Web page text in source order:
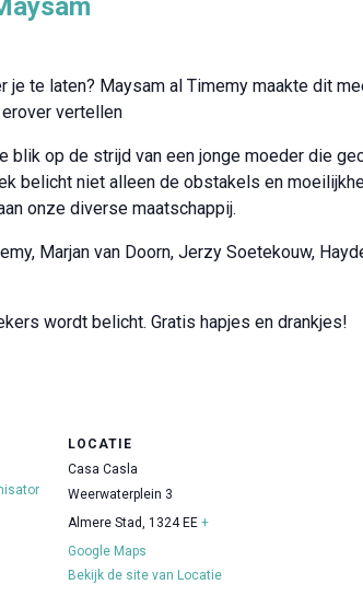
te laten? Maysam al Timemy maakte dit
vertellen
blik op de strijd van een jonge moeder die
belicht niet alleen de obstakels en
onze diverse maatschappij.
Marjan van Doorn, Jerzy Soetekouw,
wordt belicht. Gratis hapjes en drankjes!
LOCATIE
Casa Casla
Weerwaterplein 3
Almere Stad, 1324 EE +
Google Maps
Bekijk de site van Locatie